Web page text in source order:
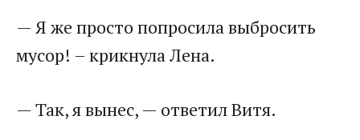
— Я же просто попросила выбросить
мусор! – крикнула Лена.
— Так, я вынес, — ответил Витя.